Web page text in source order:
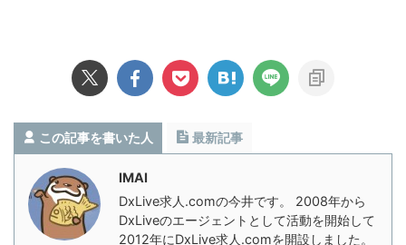
この記事を書いた人 最新記事
IMAI
DxLive求人.comの今井です。 2008年から
DxLiveのエージェントとして活動を開始して
2012年にDxLive求人.comを開設しました。